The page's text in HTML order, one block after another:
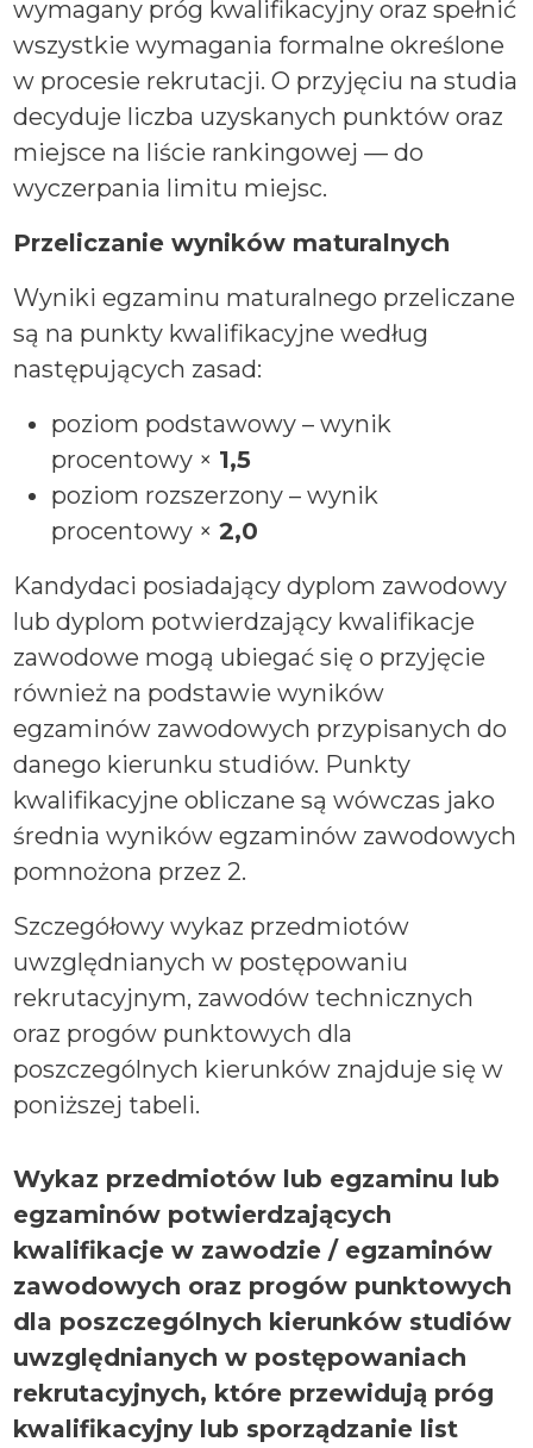
wymagany próg kwalifikacyjny oraz spełnić
wszystkie wymagania formalne określone
w procesie rekrutacji. O przyjęciu na studia
decyduje liczba uzyskanych punktów oraz
miejsce na liście rankingowej — do
wyczerpania limitu miejsc.
Przeliczanie wyników maturalnych
Wyniki egzaminu maturalnego przeliczane
są na punkty kwalifikacyjne według
następujących zasad:
poziom podstawowy – wynik
procentowy × 1,5
poziom rozszerzony – wynik
procentowy ×2,0
Kandydaci posiadający dyplom zawodowy
lub dyplom potwierdzający kwalifikacje
zawodowe mogą ubiegać się o przyjęcie
również na podstawie wyników
egzaminów zawodowych przypisanych do
danego kierunku studiów. Punkty
kwalifikacyjne obliczane są wówczas jako
średnia wyników egzaminów zawodowych
pomnożona przez 2.
Szczegółowy wykaz przedmiotów
uwzględnianych w postępowaniu
rekrutacyjnym, zawodów technicznych
oraz progów punktowych dla
poszczególnych kierunków znajduje się w
poniższej tabeli.
Wykaz przedmiotów lub egzaminu lub
egzaminów potwierdzających
kwalifikacje w zawodzie / egzaminów
zawodowych oraz progów punktowych
dla poszczególnych kierunków studiów
uwzględnianych w postępowaniach
rekrutacyjnych, które przewidują próg
kwalifikacyjny lub sporządzanie list